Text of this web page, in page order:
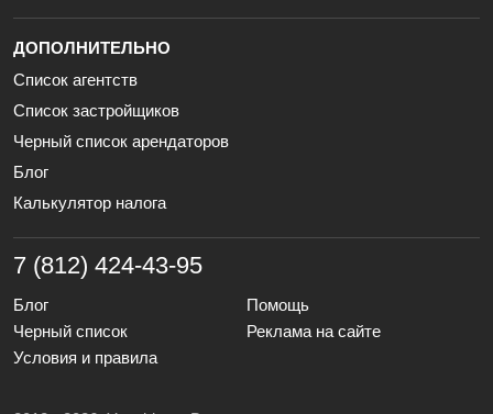
ДОПОЛНИТЕЛЬНО
Список агентств
Список застройщиков
Черный список арендаторов
Блог
Калькулятор налога
7 (812) 424-43-95
Блог
Помощь
Черный список
Реклама на сайте
Условия и правила